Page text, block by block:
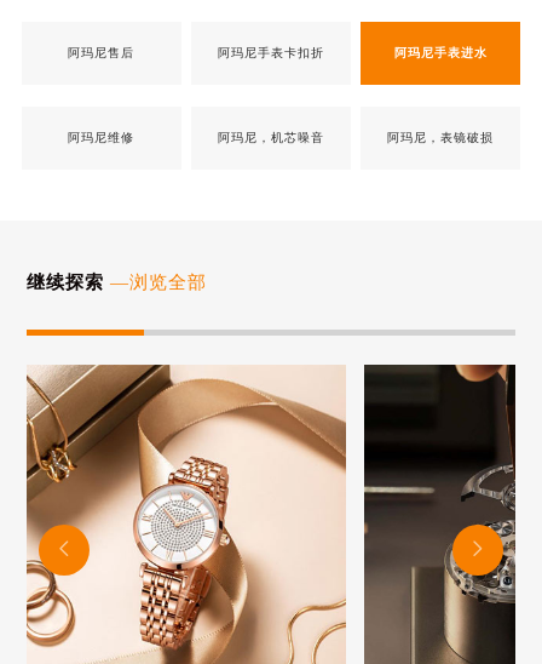
阿玛尼售后 阿玛尼手表卡扣折 阿玛尼手表进水
阿玛尼维修 阿玛尼，机芯噪音 阿玛尼，表镜破损
继续探索 —浏览全部

